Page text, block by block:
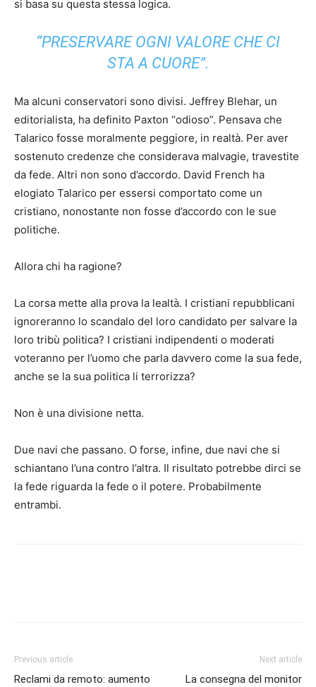
si basa su questa stessa logica.
“PRESERVARE OGNI VALORE CHE CI
STA A CUORE”.
Ma alcuni conservatori sono divisi. Jeffrey Blehar, un
editorialista, ha definito Paxton “odioso”. Pensava che
Talarico fosse moralmente peggiore, in realtà. Per aver
sostenuto credenze che considerava malvagie, travestite
da fede. Altri non sono d’accordo. David French ha
elogiato Talarico per essersi comportato come un
cristiano, nonostante non fosse d’accordo con le sue
politiche.
Allora chi ha ragione?
La corsa mette alla prova la lealtà. I cristiani repubblicani
ignoreranno lo scandalo del loro candidato per salvare la
loro tribù politica? I cristiani indipendenti o moderati
voteranno per l’uomo che parla davvero come la sua fede,
anche se la sua politica li terrorizza?
Non è una divisione netta.
Due navi che passano. O forse, infine, due navi che si
schiantano l’una contro l’altra. Il risultato potrebbe dirci se
la fede riguarda la fede o il potere. Probabilmente
entrambi.
Previous article
Reclami da remoto: aumento
Next article
La consegna del monitor